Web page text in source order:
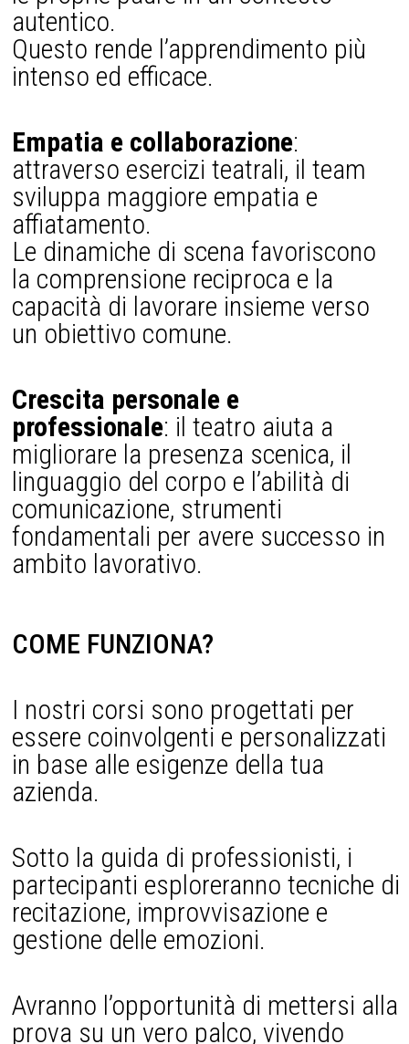
autentico.
Questo rende l’apprendimento più
intenso ed efficace.
Empatia e collaborazione:
attraverso esercizi teatrali, il team
sviluppa maggiore empatia e
affiatamento.
Le dinamiche di scena favoriscono
la comprensione reciproca e la
capacità di lavorare insieme verso
un obiettivo comune.
Crescita personale e
professionale: il teatro aiuta a
migliorare la presenza scenica, il
linguaggio del corpo e l’abilità di
comunicazione, strumenti
fondamentali per avere successo in
ambito lavorativo.
COME FUNZIONA?
I nostri corsi sono progettati per
essere coinvolgenti e personalizzati
in base alle esigenze della tua
azienda.
Sotto la guida di professionisti, i
partecipanti esploreranno tecniche di
recitazione, improvvisazione e
gestione delle emozioni.
Avranno l’opportunità di mettersi alla
prova su un vero palco, vivendo